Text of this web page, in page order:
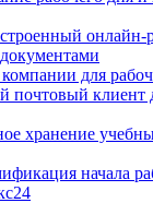
онлайн-
для
почтовый клиент
хранение
начала